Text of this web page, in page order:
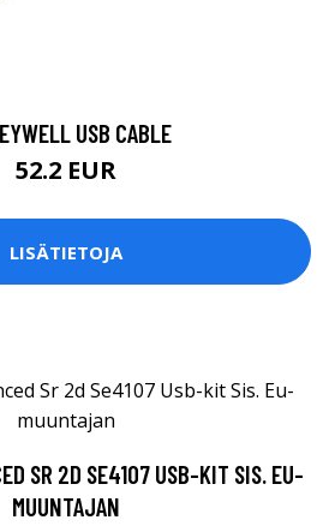
USB CABLE
52.2 EUR
LISÄTIETOJA
SR 2D SE4107 USB-KIT SIS. EU-
MUUNTAJAN